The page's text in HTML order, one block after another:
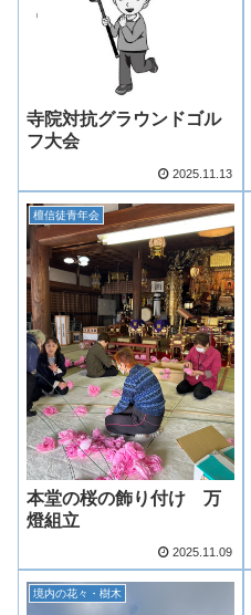
寺院対抗グラウンドゴル
フ大会
2025.11.13
檀信徒青年会
本堂の桜の飾り付け 万
燈組立
2025.11.09
境内の花々・樹木